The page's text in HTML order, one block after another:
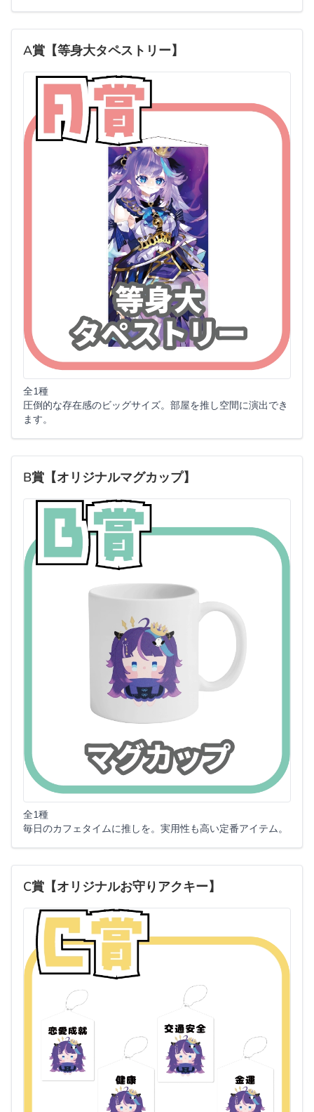
A賞【等身大タペストリー】
全1種
圧倒的な存在感のビッグサイズ。部屋を推し空間に演出でき
ます。
B賞【オリジナルマグカップ】
全1種
毎日のカフェタイムに推しを。実用性も高い定番アイテム。
C賞【オリジナルお守りアクキー】